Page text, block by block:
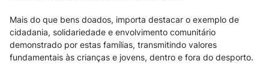
Mais do que bens doados, importa destacar o exemplo de
cidadania, solidariedade e envolvimento comunitário
demonstrado por estas famílias, transmitindo valores
fundamentais às crianças e jovens, dentro e fora do desporto.